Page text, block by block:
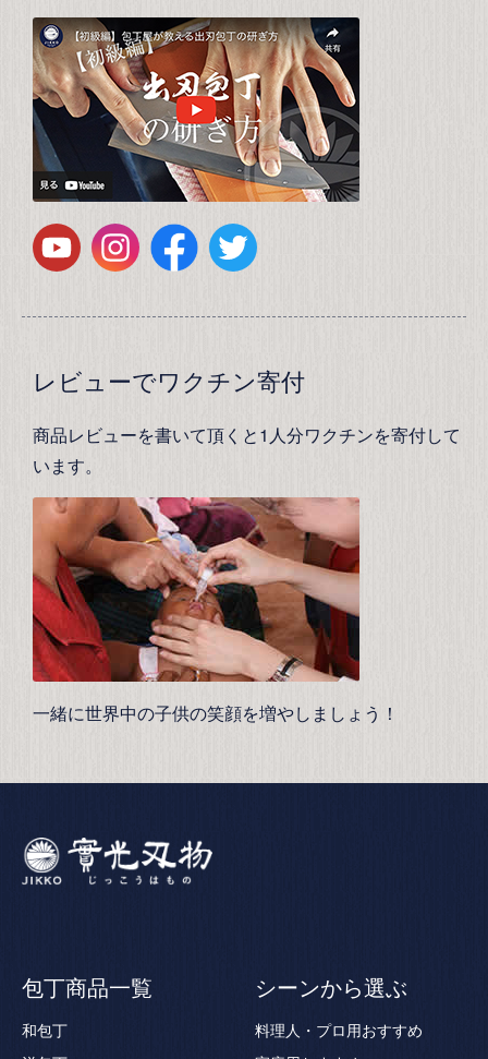
レビューでワクチン寄付
商品レビューを書いて頂くと1人分ワクチンを寄付して
います。
一緒に世界中の子供の笑顔を増やしましょう！
包丁商品一覧
和包丁
シーンから選ぶ
料理人・プロ用おすすめ